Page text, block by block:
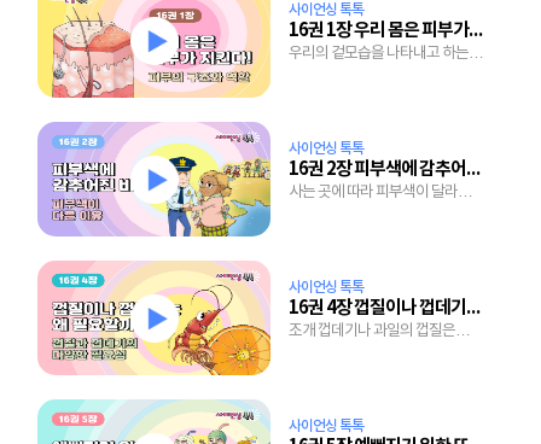
사이언싱 톡톡
16권 1장 우리 몸은 피부가 지킨다
우리의 겉모습을 나타내고 하는
사이언싱 톡톡
16권 2장 피부색에 감추어진 비밀
사는 곳에 따라 피부색이 달라지는
사이언싱 톡톡
16권 4장 껍질이나 껍데기는 왜 필요할까?
조개 껍데기나 과일의 껍질은
사이언싱 톡톡